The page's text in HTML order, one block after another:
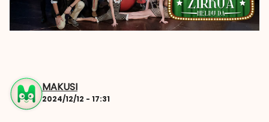
MAKUSI
2024/12/12 - 17:31